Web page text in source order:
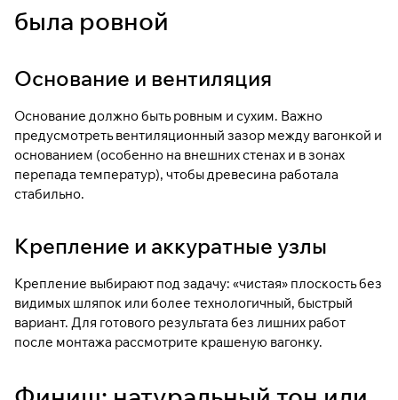
была ровной
Основание и вентиляция
Основание должно быть ровным и сухим. Важно
предусмотреть вентиляционный зазор между вагонкой и
основанием (особенно на внешних стенах и в зонах
перепада температур), чтобы древесина работала
стабильно.
Крепление и аккуратные узлы
Крепление выбирают под задачу: «чистая» плоскость без
видимых шляпок или более технологичный, быстрый
вариант. Для готового результата без лишних работ
после монтажа рассмотрите крашеную вагонку.